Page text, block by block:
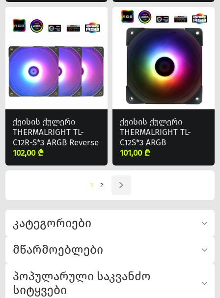
კატეგორიები
მწარმოებლები
პოპულარული საკვანძო
სიტყვები
ქეისის ქულერი
THERMALRIGHT TL-
C12R-S*3 ARGB Reverse
102,00 ₾
ქეისის ქულერი
THERMALRIGHT TL-
C12S*3 ARGB
101,00 ₾
1 2